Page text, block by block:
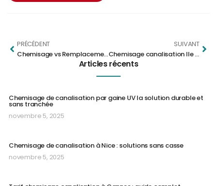
PRÉCÉDENT
Chemisage vs Remplacement : Étude de cas et analyse de rentabilité
SUIVANT
Chemisage canalisation Ile de France: le spécialiste Docteur Canalisation
Articles récents
Chemisage de canalisation par gaine UV la solution durable et
sans tranchée
novembre 5, 2025
Chemisage de canalisation à Nice : solutions sans casse
novembre 5, 2025